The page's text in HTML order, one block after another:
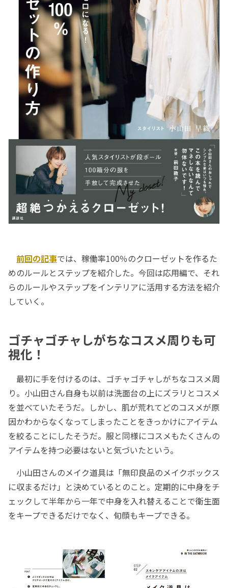
前回の記事では、稼働率100％のクローゼットを作るた
めのルールとステップを紹介した。今回は応用編で、それ
らのルールやステップをインテリアに活用する方法を紹介
していく。
ゴチャゴチャしがちなコスメ周りも可
視化！
最初に手を付けるのは、ゴチャゴチャしがちなコスメ周
り。小山田さん自身も以前は洗面台の上にズラリとコスメ
を並べていたそうだ。しかし、肌が荒れてどのコスメが原
因かわからなくなってしまったことをきっかけにアイテム
を絞ることにしたそうだ。服と同様にコスメもたくさんの
アイテムを持つ必要はないと気づいたという。
小山田さんのメイク道具は「無印良品のメイクボックス
に収まるだけ」と決めているとのこと。定期的に中身をチ
ェックして半年から一年で中身を入れ替えることで衛生面
をキープできるだけでなく、旬顔もキープできる。